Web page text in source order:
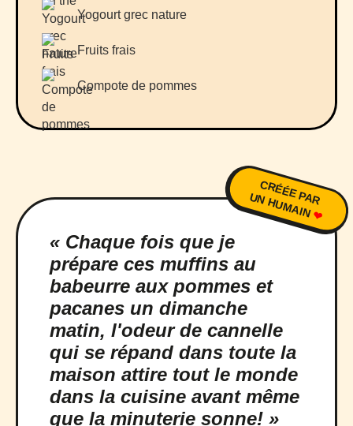
Yogourt grec nature
Fruits frais
Compote de pommes
CRÉÉE PAR
UN HUMAIN❤
« Chaque fois que je
prépare ces muffins au
babeurre aux pommes et
pacanes un dimanche
matin, l'odeur de cannelle
qui se répand dans toute la
maison attire tout le monde
dans la cuisine avant même
que la minuterie sonne! »